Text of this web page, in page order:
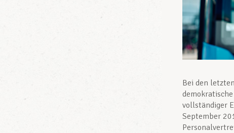
Bei den
vollständiger
September